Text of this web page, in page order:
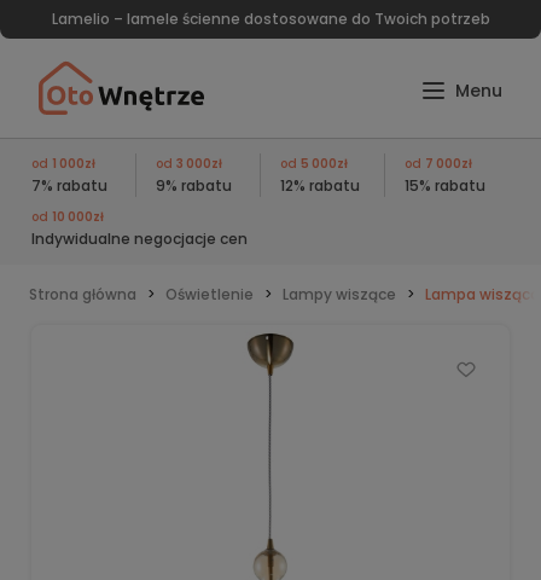
Lamelio – lamele ścienne dostosowane do Twoich potrzeb
od 1 000zł
7% rabatu
od 3 000zł
9% rabatu
od 5 000zł
12% rabatu
od 7 000zł
15% rabatu
od 10 000zł
Indywidualne negocjacje cen
Strona główna Oświetlenie Lampy wiszące Lampa